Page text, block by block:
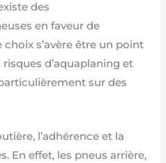
des
en faveur de
choix s’avère être un point
d’aquaplaning et
sur des
l’adhérence et la
En effet, les pneus arrière,